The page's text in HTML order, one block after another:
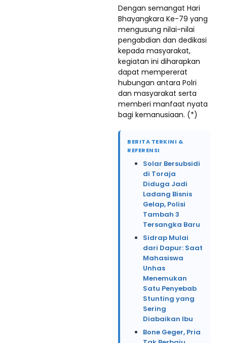
Dengan semangat Hari
Bhayangkara Ke-79 yang
mengusung nilai-nilai
pengabdian dan dedikasi
kepada masyarakat,
kegiatan ini diharapkan
dapat mempererat
hubungan antara Polri
dan masyarakat serta
memberi manfaat nyata
bagi kemanusiaan. (*)
BERITA TERKINI &
REFERENSI
Solar Bersubsidi
di Toraja
Diduga Jadi
Ladang Bisnis
Gelap, Polisi
Tambah 3
Tersangka Baru
Sidrap Mulai
dari Dapur: Saat
Mahasiswa
Unhas
Menemukan
Satu Penyebab
Stunting yang
Sering
Diabaikan Ibu
Bone Geger, Pria